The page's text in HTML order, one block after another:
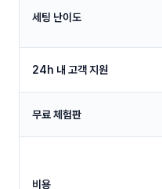
세팅 난이도
24h 내 고객 지원
무료 체험판
비용